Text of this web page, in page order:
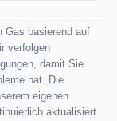
Gas basierend auf
verfolgen
damit Sie
hat. Die
eigenen
aktualisiert.